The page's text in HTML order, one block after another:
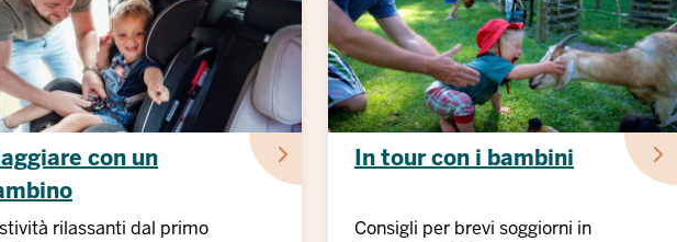
con un
rilassanti dal primo
In tour con i bambini
Consigli per brevi soggiorni in